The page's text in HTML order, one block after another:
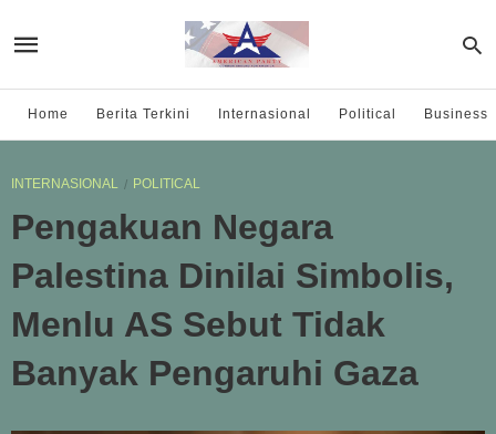
Home Berita Terkini Internasional Political Business
INTERNASIONAL POLITICAL
Pengakuan Negara
Palestina Dinilai Simbolis,
Menlu AS Sebut Tidak
Banyak Pengaruhi Gaza